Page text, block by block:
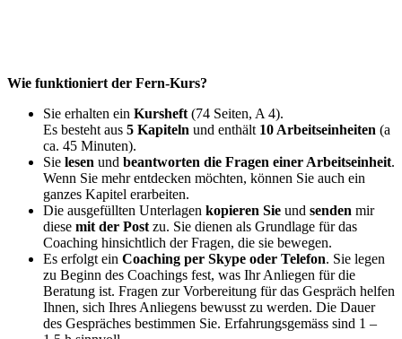
Wie funktioniert der Fern-Kurs?
Sie erhalten ein Kursheft (74 Seiten, A 4).
Es besteht aus 5 Kapiteln und enthält 10 Arbeitseinheiten (a
ca. 45 Minuten).
Sie lesen und beantworten die Fragen einer Arbeitseinheit.
Wenn Sie mehr entdecken möchten, können Sie auch ein
ganzes Kapitel erarbeiten.
Die ausgefüllten Unterlagen kopieren Sie und senden mir
diese mit der Post zu. Sie dienen als Grundlage für das
Coaching hinsichtlich der Fragen, die sie bewegen.
Es erfolgt ein Coaching per Skype oder Telefon. Sie legen
zu Beginn des Coachings fest, was Ihr Anliegen für die
Beratung ist. Fragen zur Vorbereitung für das Gespräch helfen
Ihnen, sich Ihres Anliegens bewusst zu werden. Die Dauer
des Gespräches bestimmen Sie. Erfahrungsgemäss sind 1 –